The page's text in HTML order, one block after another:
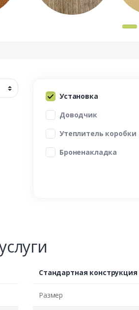
Установка
Доводчик
Утеплитель коробки
Броненакладка
Стандартная конструкция
Размер